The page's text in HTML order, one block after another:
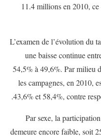
11.4 millions en 2010,
L’examen de l’évolution du
une baisse continue
54,5% à 49,6%. Par milieu
les campagnes, en 2010,
43,6% et 58,4%, contre
Par sexe, la
demeure encore faible, soit